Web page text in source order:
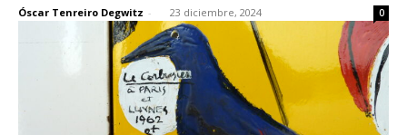
Óscar Tenreiro Degwitz - 23 diciembre, 2024 0